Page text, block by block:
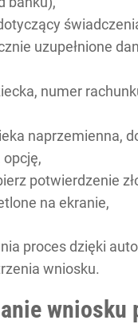
uzupełnione
numer
naprzemienna,
potwierdzenie
na ekranie,
proces dzięki
wniosku.
wniosku